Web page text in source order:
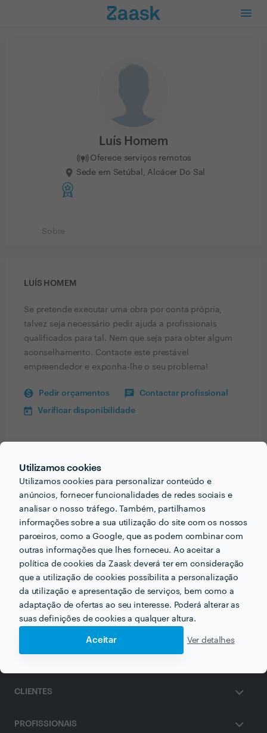
Utilizamos cookies
Utilizamos cookies para personalizar conteúdo e
anúncios, fornecer funcionalidades de redes sociais e
analisar o nosso tráfego. Também, partilhamos
informações sobre a sua utilização do site com os nossos
parceiros, como a Google, que as podem combinar com
outras informações que lhes forneceu. Ao aceitar a
política de cookies da Zaask deverá ter em consideração
que a utilização de cookies possibilita a personalização
da utilização e apresentação de serviços, bem como a
adaptação de ofertas ao seu interesse. Poderá alterar as
suas definições de cookies a qualquer altura.
Aceitar Ver detalhes
Luís Homem
Oferece serviços remotos
Sede em Setúbal, Alcácer Do Sal
Sobre
LUÍS HOMEM
Se pretende executar uma obra por conta própria,
talvez seja necessário pedir ajuda a profissionais
qualificados para tal. Nem que seja para obter algum
aconselhamento. Contacte este prestável
empreendedor e exponha-lhe o seu problema!
Pedir orçamentos Contactar profissional
Verificar disponibilidade
Informação validada
email Endereço de e-mail
Receba várias propostas de profissionais como
Luís Homem
em poucas horas.
CLIENTES
PROFISSIONAIS